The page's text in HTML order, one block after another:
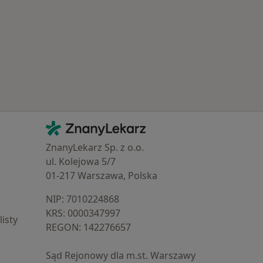
Kontakt
ZnanyLekarz - Strona główna
ZnanyLekarz Sp. z o.o.
ul. Kolejowa 5/7
01-217 Warszawa, Polska
NIP: ⁠7010224868
KRS: ⁠0000347997
REGON: ⁠142276657
Sąd Rejonowy dla m.st. Warszawy